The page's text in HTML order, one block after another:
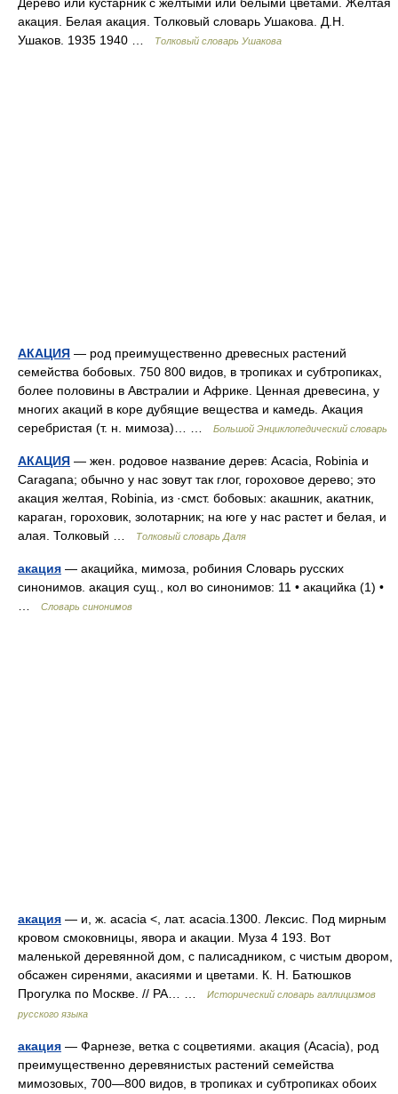
акация. Белая акация. Толковый словарь Ушакова. Д.Н.
Ушаков. 1935 1940 …
Толковый словарь Ушакова
АКАЦИЯ — род преимущественно древесных растений
семейства бобовых. 750 800 видов, в тропиках и субтропиках,
более половины в Австралии и Африке. Ценная древесина, у
многих акаций в коре дубящие вещества и камедь. Акация
серебристая (т. н. мимоза)… …
Большой Энциклопедический словарь
АКАЦИЯ — жен. родовое название дерев: Acacia, Robinia и
Caragana; обычно у нас зовут так глог, гороховое дерево; это
акация желтая, Robinia, из ·смст. бобовых: акашник, акатник,
караган, гороховик, золотарник; на юге у нас растет и белая, и
алая. Толковый …
Толковый словарь Даля
акация — акацийка, мимоза, робиния Словарь русских
синонимов. акация сущ., кол во синонимов: 11 • акацийка (1) •
Словарь синонимов
акация — и, ж. acacia <, лат. acacia.1300. Лексис. Под мирным
кровом смоковницы, явора и акации. Муза 4 193. Вот
маленькой деревянной дом, с палисадником, с чистым двором,
обсажен сиренями, акасиями и цветами. К. Н. Батюшков
Прогулка по Москве. // РА… …
Исторический словарь галлицизмов
русского языка
акация — Фарнезе, ветка с соцветиями. акация (Acacia), род
преимущественно деревянистых растений семейства
мимозовых, 700—800 видов, в тропиках и субтропиках обоих